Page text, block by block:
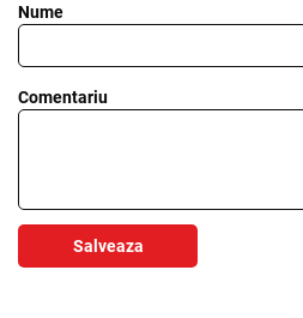
Nume
Comentariu
Salveaza